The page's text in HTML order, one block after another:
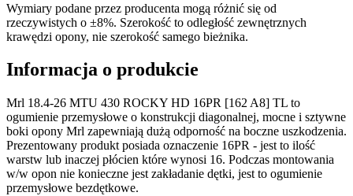
Wymiary podane przez producenta mogą różnić się od
rzeczywistych o ±8%. Szerokość to odległość zewnętrznych
krawędzi opony, nie szerokość samego bieżnika.
Informacja o produkcie
Mrl 18.4-26 MTU 430 ROCKY HD 16PR [162 A8] TL to
ogumienie przemysłowe o konstrukcji diagonalnej, mocne i sztywne
boki opony Mrl zapewniają dużą odporność na boczne uszkodzenia.
Prezentowany produkt posiada oznaczenie 16PR - jest to ilość
warstw lub inaczej płócien które wynosi 16. Podczas montowania
w/w opon nie konieczne jest zakładanie dętki, jest to ogumienie
przemysłowe bezdętkowe.